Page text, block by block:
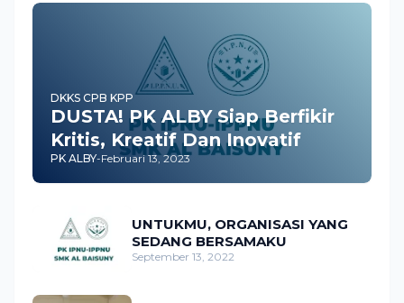
DKKS CPB KPP
DUSTA! PK ALBY Siap Berfikir
Kritis, Kreatif Dan Inovatif
PK ALBY-Februari 13, 2023
UNTUKMU, ORGANISASI YANG
SEDANG BERSAMAKU
September 13, 2022